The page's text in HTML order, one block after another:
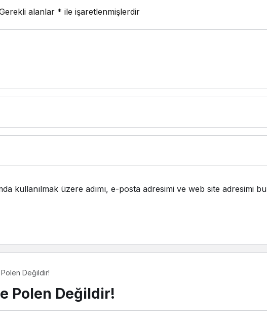
alanlar * ile işaretlenmişlerdir
kullanılmak üzere adımı, e-posta adresimi ve web site adresimi bu
Değildir!
Polen Değildir!